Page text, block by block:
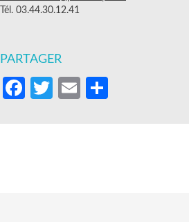
Tél. 03.44.30.12.41
PARTAGER
Facebook
Twitter
Email